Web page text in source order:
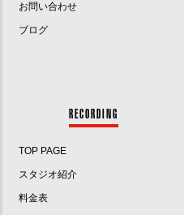
お問い合わせ
ブログ
RECORDING
TOP PAGE
スタジオ紹介
料金表